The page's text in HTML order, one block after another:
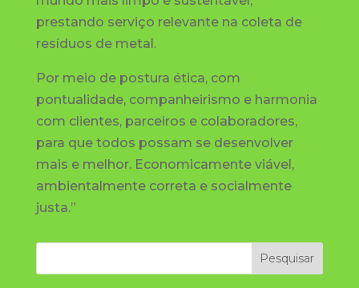
prestando serviço relevante na coleta de
resíduos de metal.
Por meio de postura ética, com
pontualidade, companheirismo e harmonia
com clientes, parceiros e colaboradores,
para que todos possam se desenvolver
mais e melhor. Economicamente viável,
ambientalmente correta e socialmente
justa.”